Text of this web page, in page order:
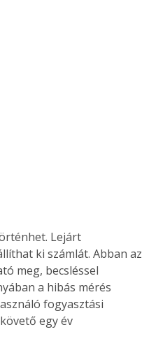
Lejárt
ki számlát. Abban az
meg, becsléssel
a hibás mérés
fogyasztási
egy év